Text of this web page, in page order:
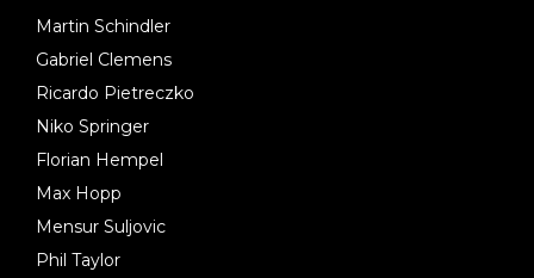
Martin Schindler
Gabriel Clemens
Ricardo Pietreczko
Niko Springer
Florian Hempel
Max Hopp
Mensur Suljovic
Phil Taylor